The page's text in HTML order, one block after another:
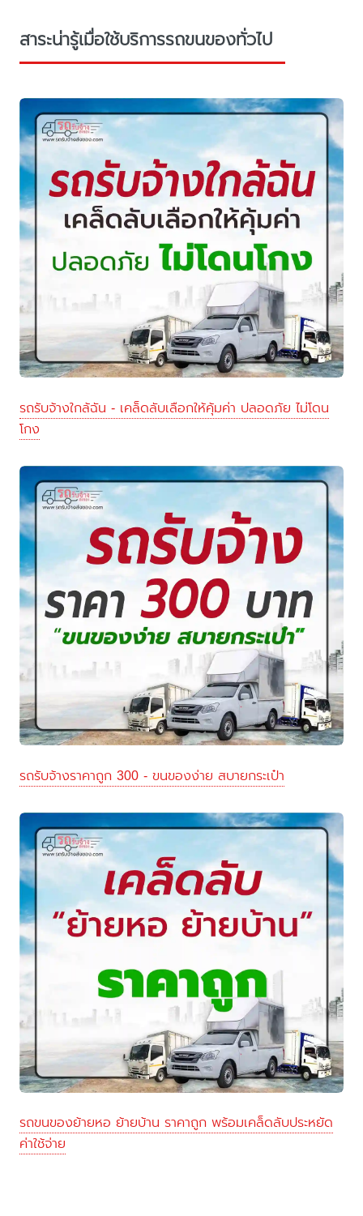
สาระน่ารู้เมื่อใช้บริการรถขนของทั่วไป
รถรับจ้างใกล้ฉัน - เคล็ดลับเลือกให้คุ้มค่า ปลอดภัย ไม่โดน
โกง
รถรับจ้างราคาถูก 300 - ขนของง่าย สบายกระเป๋า
รถขนของย้ายหอ ย้ายบ้าน ราคาถูก พร้อมเคล็ดลับประหยัด
ค่าใช้จ่าย